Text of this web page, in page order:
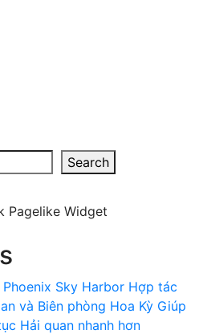
Search
Sky Harbor Hợp tác
và Biên phòng Hoa Kỳ Giúp
Hải quan nhanh hơn